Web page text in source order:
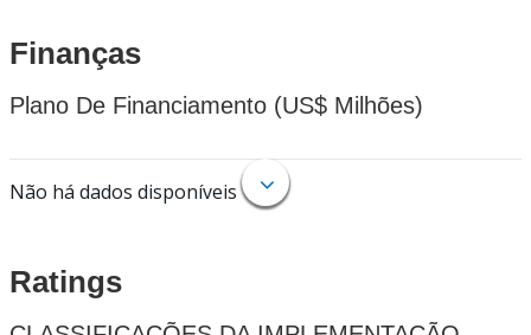
Finanças
Plano De Financiamento (US$ Milhões)
Não há dados disponíveis
Ratings